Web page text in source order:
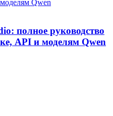
полное руководство
API и моделям Qwen